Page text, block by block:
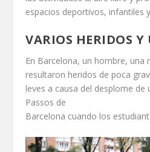
espacios deportivos, infantiles
VARIOS HERIDOS
En Barcelona, un hombre, una
resultaron heridos de poca
leves a causa del desplome de
Passos de
Barcelona cuando los